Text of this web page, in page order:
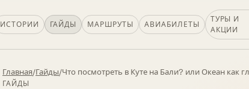
ИСТОРИИ ГАЙДЫ МАРШРУТЫ АВИАБИЛЕТЫ
ТУРЫ И
АКЦИИ
Главная/Гайды/Что посмотреть в Куте на Бали? или Океан как
ГАЙДЫ